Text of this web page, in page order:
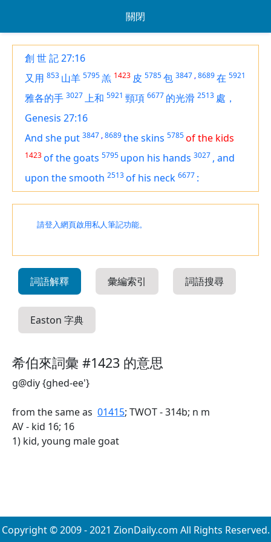
關閉
創 世 記 27:16
又用 853 山羊 5795羔 1423 皮 5785包 3847 ,8689在 5921
雅各的手 3027上和 5921 頸項 6677 的光滑 2513 處，
Genesis 27:16
And she put 3847 ,8689the skins 5785of the kids
1423of the goats 5795 upon his hands 3027 , and
upon the smooth 2513of his neck 6677 :
請登入網頁啟用私人筆記功能。
詞語解釋 彙編索引 詞語搜尋
Easton 字典
希伯來詞彙 #1423 的意思
g@diy {ghed-ee'}
from the same as 01415; TWOT - 314b; n m
AV - kid 16; 16
1) kid, young male goat
Copyright © 2009 - 2021 ZionDaily.com All Rights Reserved.